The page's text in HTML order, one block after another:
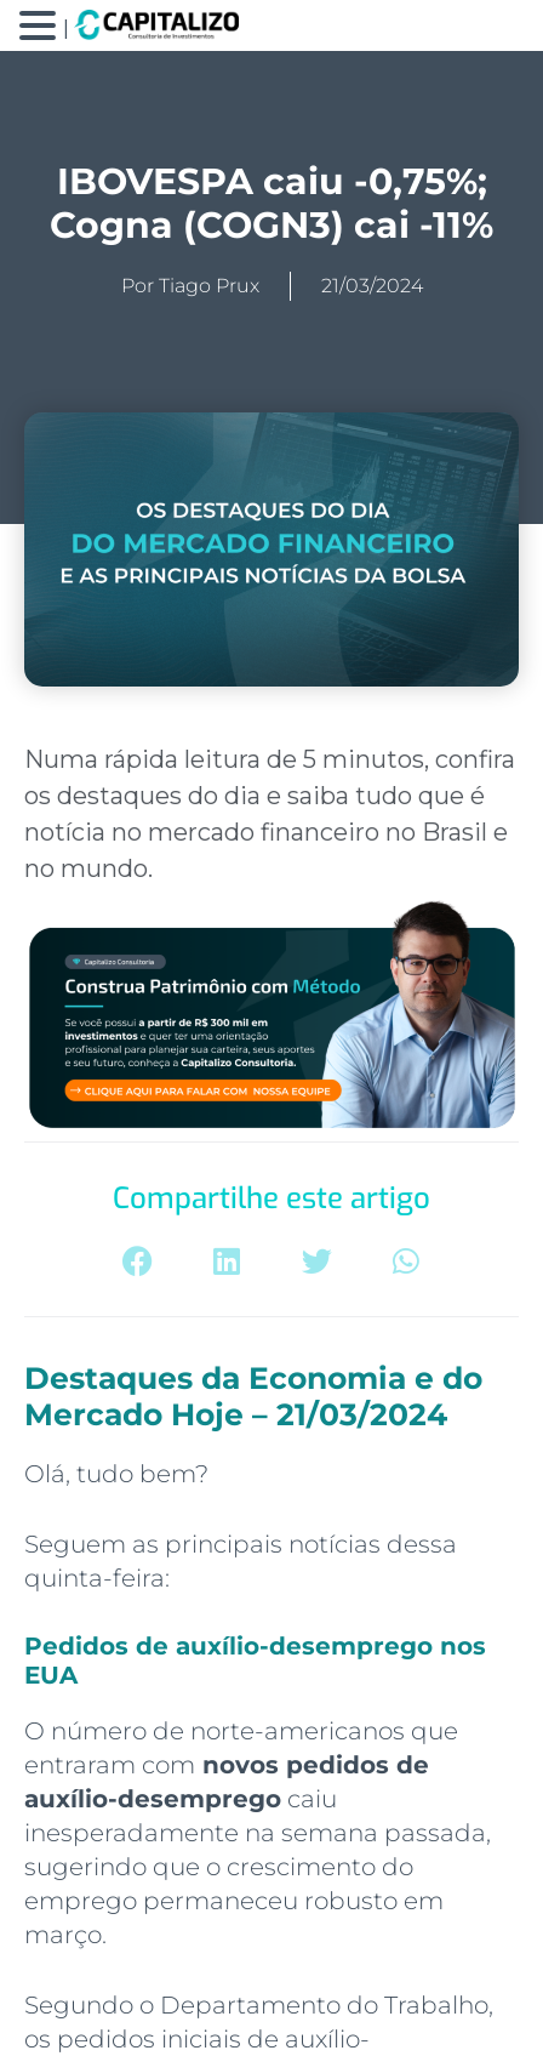
IBOVESPA caiu -0,75%;
Cogna (COGN3) cai -11%
Por Tiago Prux 21/03/2024
Numa rápida leitura de 5 minutos, confira
os destaques do dia e saiba tudo que é
notícia no mercado financeiro no Brasil e
no mundo.
Compartilhe este artigo
Destaques da Economia e do
Mercado Hoje – 21/03/2024
Olá, tudo bem?
Seguem as principais notícias dessa
quinta-feira:
Pedidos de auxílio-desemprego nos
EUA
O número de norte-americanos que
entraram com novos pedidos de
auxílio-desemprego caiu
inesperadamente na semana passada,
sugerindo que o crescimento do
emprego permaneceu robusto em
março.
Segundo o Departamento do Trabalho,
os pedidos iniciais de auxílio-